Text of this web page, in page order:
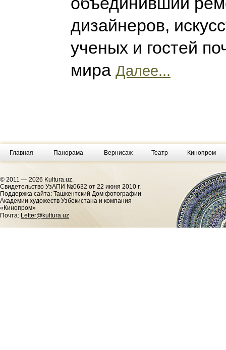
дизайнеров,
ученых и гостей
мира Далее...
Главная Панорама Вернисаж Театр Кинопром
© 2011 — 2026 Kultura.uz.
Cвидетельство УзАПИ №0632 от 22 июня 2010 г.
Поддержка сайта: Ташкентский Дом фотографии
Академии художеств Узбекистана и компания
«Кинопром»
Почта: Letter@kultura.uz